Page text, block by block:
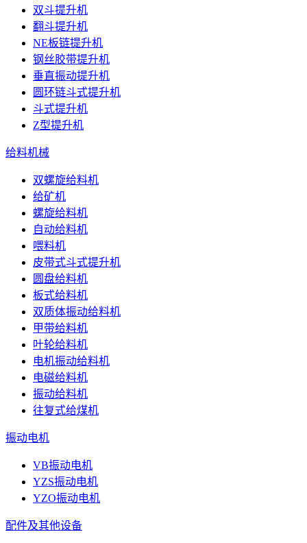
双斗提升机
翻斗提升机
NE板链提升机
钢丝胶带提升机
垂直振动提升机
圆环链斗式提升机
斗式提升机
Z型提升机
给料机械
双螺旋给料机
给矿机
螺旋给料机
自动给料机
喂料机
皮带式斗式提升机
圆盘给料机
板式给料机
双质体振动给料机
甲带给料机
叶轮给料机
电机振动给料机
电磁给料机
振动给料机
往复式给煤机
振动电机
VB振动电机
YZS振动电机
YZO振动电机
配件及其他设备